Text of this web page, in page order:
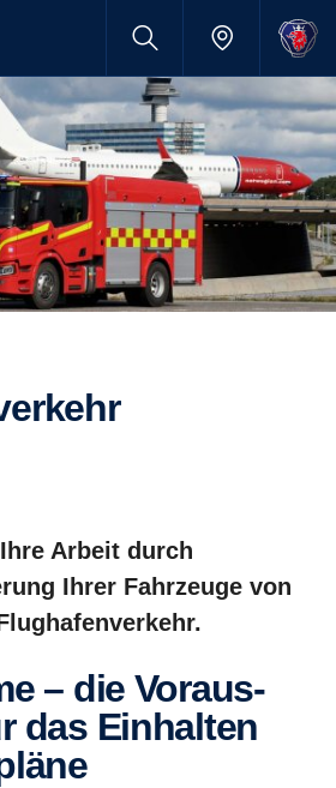
Arbeit durch
Ihrer Fahrzeuge von
das Einhalten